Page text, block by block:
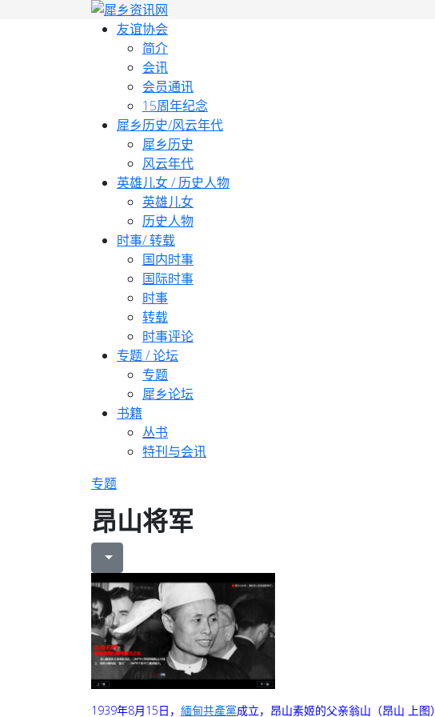
友谊协会
简介
会讯
会员通讯
15周年纪念
犀乡历史/风云年代
犀乡历史
风云年代
英雄儿女 / 历史人物
英雄儿女
历史人物
时事/ 转载
国内时事
国际时事
时事
转载
时事评论
专题 / 论坛
专题
犀乡论坛
书籍
丛书
特刊与会讯
专题
昂山将军
1939年8月15日， 緬甸共產黨成立，昂山素姬的父亲翁山（昂山 上